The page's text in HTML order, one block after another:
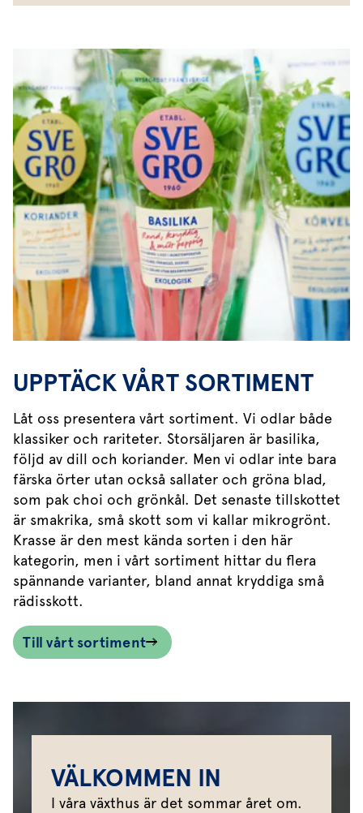
UPPTÄCK VÅRT SORTIMENT
Låt oss presentera vårt sortiment. Vi odlar både
klassiker och rariteter. Storsäljaren är basilika,
följd av dill och koriander. Men vi odlar inte bara
färska örter utan också sallater och gröna blad,
som pak choi och grönkål. Det senaste tillskottet
är smakrika, små skott som vi kallar mikrogrönt.
Krasse är den mest kända sorten i den här
kategorin, men i vårt sortiment hittar du flera
spännande varianter, bland annat kryddiga små
rädisskott.
Till vårt sortiment
VÄLKOMMEN IN
I våra växthus är det sommar året om.